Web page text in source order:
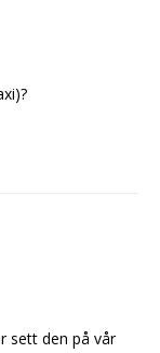
sett den på vår